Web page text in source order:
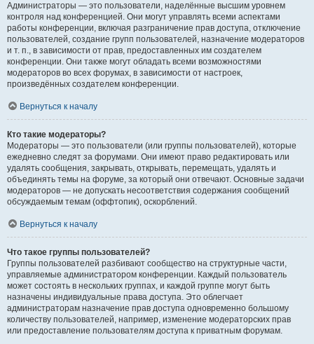
Администраторы — это пользователи, наделённые высшим уровнем
контроля над конференцией. Они могут управлять всеми аспектами
работы конференции, включая разграничение прав доступа, отключение
пользователей, создание групп пользователей, назначение модераторов
и т. п., в зависимости от прав, предоставленных им создателем
конференции. Они также могут обладать всеми возможностями
модераторов во всех форумах, в зависимости от настроек,
произведённых создателем конференции.
Вернуться к началу
Кто такие модераторы?
Модераторы — это пользователи (или группы пользователей), которые
ежедневно следят за форумами. Они имеют право редактировать или
удалять сообщения, закрывать, открывать, перемещать, удалять и
объединять темы на форуме, за который они отвечают. Основные задачи
модераторов — не допускать несоответствия содержания сообщений
обсуждаемым темам (оффтопик), оскорблений.
Вернуться к началу
Что такое группы пользователей?
Группы пользователей разбивают сообщество на структурные части,
управляемые администратором конференции. Каждый пользователь
может состоять в нескольких группах, и каждой группе могут быть
назначены индивидуальные права доступа. Это облегчает
администраторам назначение прав доступа одновременно большому
количеству пользователей, например, изменение модераторских прав
или предоставление пользователям доступа к приватным форумам.